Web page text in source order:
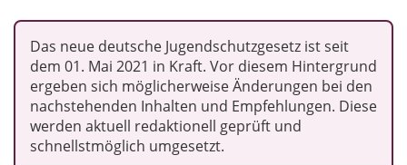
Das neue deutsche Jugendschutzgesetz ist seit
dem 01. Mai 2021 in Kraft. Vor diesem Hintergrund
ergeben sich möglicherweise Änderungen bei den
nachstehenden Inhalten und Empfehlungen. Diese
werden aktuell redaktionell geprüft und
schnellstmöglich umgesetzt.